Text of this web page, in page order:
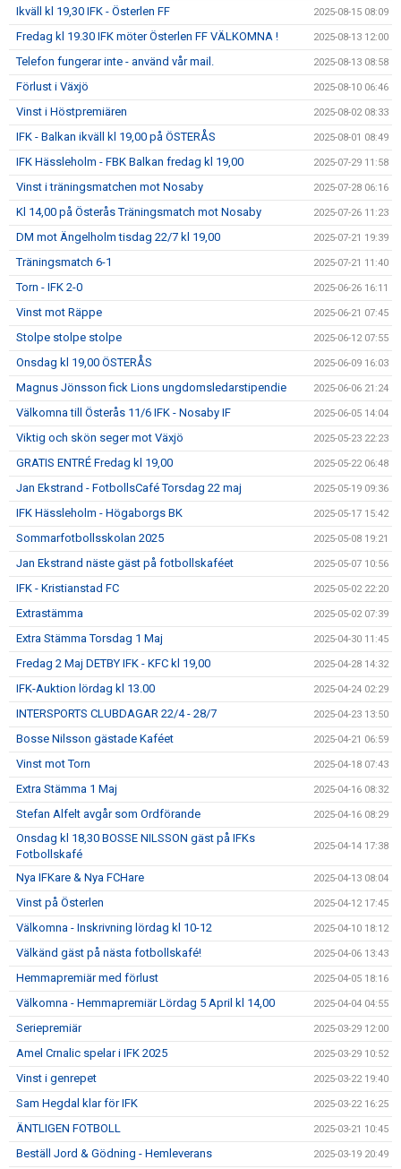
Ikväll kl 19,30 IFK - Österlen FF 2025-08-15 08:09
Fredag kl 19.30 IFK möter Österlen FF VÄLKOMNA ! 2025-08-13 12:00
Telefon fungerar inte - använd vår mail. 2025-08-13 08:58
Förlust i Växjö 2025-08-10 06:46
Vinst i Höstpremiären 2025-08-02 08:33
IFK - Balkan ikväll kl 19,00 på ÖSTERÅS 2025-08-01 08:49
IFK Hässleholm - FBK Balkan fredag kl 19,00 2025-07-29 11:58
Vinst i träningsmatchen mot Nosaby 2025-07-28 06:16
Kl 14,00 på Österås Träningsmatch mot Nosaby 2025-07-26 11:23
DM mot Ängelholm tisdag 22/7 kl 19,00 2025-07-21 19:39
Träningsmatch 6-1 2025-07-21 11:40
Torn - IFK 2-0 2025-06-26 16:11
Vinst mot Räppe 2025-06-21 07:45
Stolpe stolpe stolpe 2025-06-12 07:55
Onsdag kl 19,00 ÖSTERÅS 2025-06-09 16:03
Magnus Jönsson fick Lions ungdomsledarstipendie 2025-06-06 21:24
Välkomna till Österås 11/6 IFK - Nosaby IF 2025-06-05 14:04
Viktig och skön seger mot Växjö 2025-05-23 22:23
GRATIS ENTRÉ Fredag kl 19,00 2025-05-22 06:48
Jan Ekstrand - FotbollsCafé Torsdag 22 maj 2025-05-19 09:36
IFK Hässleholm - Högaborgs BK 2025-05-17 15:42
Sommarfotbollsskolan 2025 2025-05-08 19:21
Jan Ekstrand näste gäst på fotbollskaféet 2025-05-07 10:56
IFK - Kristianstad FC 2025-05-02 22:20
Extrastämma 2025-05-02 07:39
Extra Stämma Torsdag 1 Maj 2025-04-30 11:45
Fredag 2 Maj DETBY IFK - KFC kl 19,00 2025-04-28 14:32
IFK-Auktion lördag kl 13.00 2025-04-24 02:29
INTERSPORTS CLUBDAGAR 22/4 - 28/7 2025-04-23 13:50
Bosse Nilsson gästade Kaféet 2025-04-21 06:59
Vinst mot Torn 2025-04-18 07:43
Extra Stämma 1 Maj 2025-04-16 08:32
Stefan Alfelt avgår som Ordförande 2025-04-16 08:29
Onsdag kl 18,30 BOSSE NILSSON gäst på IFKs
Fotbollskafé
2025-04-14 17:38
Nya IFKare & Nya FCHare 2025-04-13 08:04
Vinst på Österlen 2025-04-12 17:45
Välkomna - Inskrivning lördag kl 10-12 2025-04-10 18:12
Välkänd gäst på nästa fotbollskafé! 2025-04-06 13:43
Hemmapremiär med förlust 2025-04-05 18:16
Välkomna - Hemmapremiär Lördag 5 April kl 14,00 2025-04-04 04:55
Seriepremiär 2025-03-29 12:00
Amel Crnalic spelar i IFK 2025 2025-03-29 10:52
Vinst i genrepet 2025-03-22 19:40
Sam Hegdal klar för IFK 2025-03-22 16:25
ÄNTLIGEN FOTBOLL 2025-03-21 10:45
Beställ Jord & Gödning - Hemleverans 2025-03-19 20:49